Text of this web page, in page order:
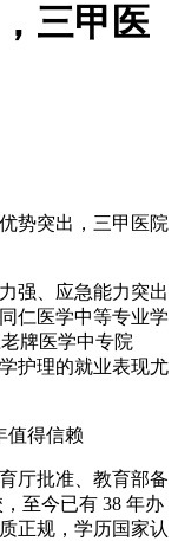
三甲医
势突出，三甲医院
强、应急能力突出
仁医学中等专业学
牌医学中专院
护理的就业表现尤
值得信赖
厅批准、教育部备
至今已有 38 年办
正规，学历国家认